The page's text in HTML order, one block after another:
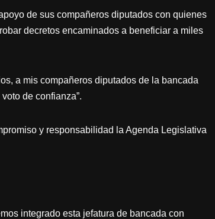
de sus compañeros diputados con quienes
decretos encaminados a beneficiar a miles
a mis compañeros diputados de la bancada
de confianza”.
y responsabilidad la Agenda Legislativa
integrado esta jefatura de bancada con